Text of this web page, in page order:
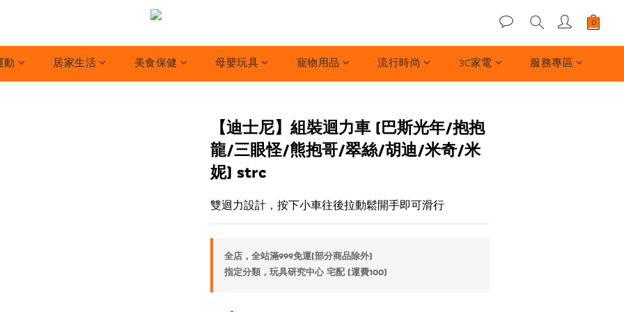
動 居家生活 美食保健 母嬰玩具 寵物用品 流行時尚 3C家電 服務專區
【迪士尼】組裝迴力車 (巴斯光年/抱抱
龍/三眼怪/熊抱哥/翠絲/胡迪/米奇/米
妮) strc
雙迴力設計，按下小車往後拉動鬆開手即可滑行
全店，全站滿999免運(部分商品除外)
指定分類，玩具研究中心 宅配 (運費100)